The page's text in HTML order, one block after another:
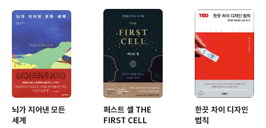
뇌가 지어낸 모든
세계
퍼스트 셀 THE
FIRST CELL
한끗 차이 디자인
법칙